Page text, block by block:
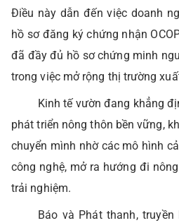
Điều này dẫn đến việc doanh
hồ sơ đăng ký chứng nhận
đã đầy đủ hồ sơ chứng minh
trong việc mở rộng thị trường
Kinh tế vườn đang khẳng
phát triển nông thôn bền vững,
chuyển mình nhờ các mô hình
công nghệ, mở ra hướng đi
trải nghiệm.
Báo và Phát thanh,